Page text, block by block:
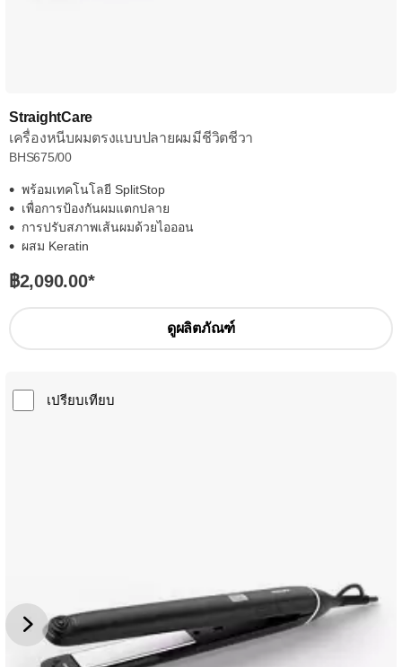
StraightCare
เครื่องหนีบผมตรงแบบปลายผมมีชีวิตชีวา
BHS675/00
พร้อมเทคโนโลยี SplitStop
เพื่อการป้องกันผมแตกปลาย
การปรับสภาพเส้นผมด้วยไอออน
ผสม Keratin
฿2,090.00*
ดูผลิตภัณฑ์
เปรียบเทียบ